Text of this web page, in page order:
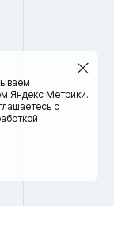
Яндекс Метрики.
с